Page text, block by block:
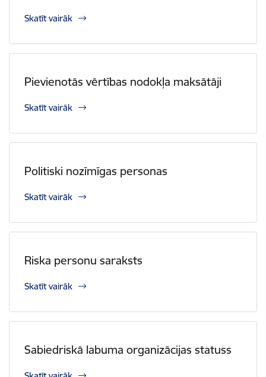
Skatīt vairāk
Pievienotās vērtības nodokļa maksātāji
Skatīt vairāk
Politiski nozīmīgas personas
Skatīt vairāk
Riska personu saraksts
Skatīt vairāk
Sabiedriskā labuma organizācijas statuss